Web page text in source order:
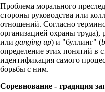
Проблема морального
стороны руководства или
отношений. Согласно
организацией охраны
или ganging up) и "буллинг" (
определение этих понятий в
идентификация самогo
борьбы с ним.
Соревнование - традиция